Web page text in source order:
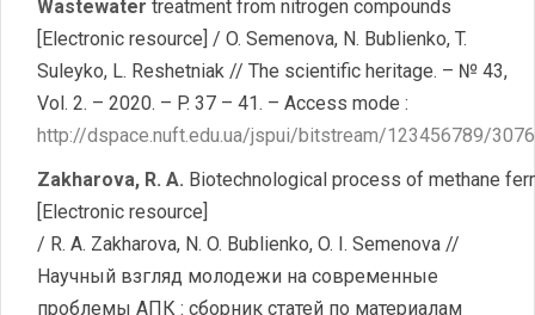
Wastewater treatment from nitrogen compounds
[Electronic resource] / O. Semenova, N. Bublienko, T.
Suleyko, L. Reshetniak // The scientific heritage. – № 43,
Vol. 2. – 2020. – P. 37 – 41. – Access mode :
http://dspace.nuft.edu.ua/jspui/bitstream/123456789/
Zakharova, R. A. Biotechnological process of methane
[Electronic resource]
/ R. A. Zakharova, N. O. Bublienko, O. I. Semenova //
Научный взгляд молодежи на современные
проблемы АПК : сборник статей по материалам